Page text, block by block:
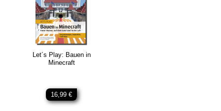
Let´s Play: Bauen in
Minecraft
16,99 €